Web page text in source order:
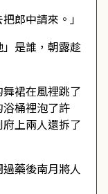
郎中請來。」
是誰，朝露趁
裙在風裡跳了
桶裡泡了許
上兩人還拆了
藥後南月將人